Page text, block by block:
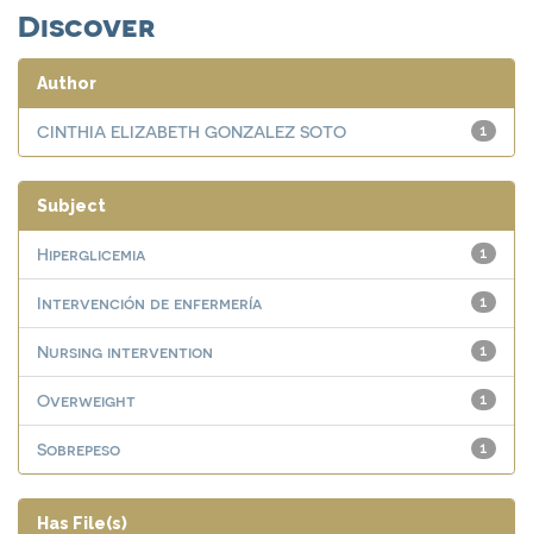
Discover
Author
1
CINTHIA ELIZABETH GONZALEZ SOTO
Subject
1
Hiperglicemia
1
Intervención de enfermería
1
Nursing intervention
1
Overweight
1
Sobrepeso
Has File(s)